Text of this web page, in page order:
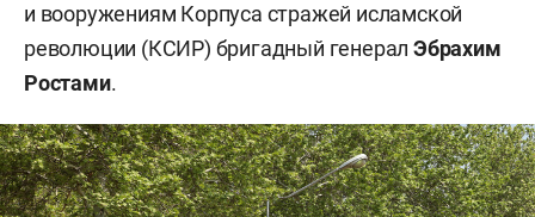
и вооружениям Корпуса стражей исламской
революции (КСИР) бригадный генерал Эбрахим
Ростами.